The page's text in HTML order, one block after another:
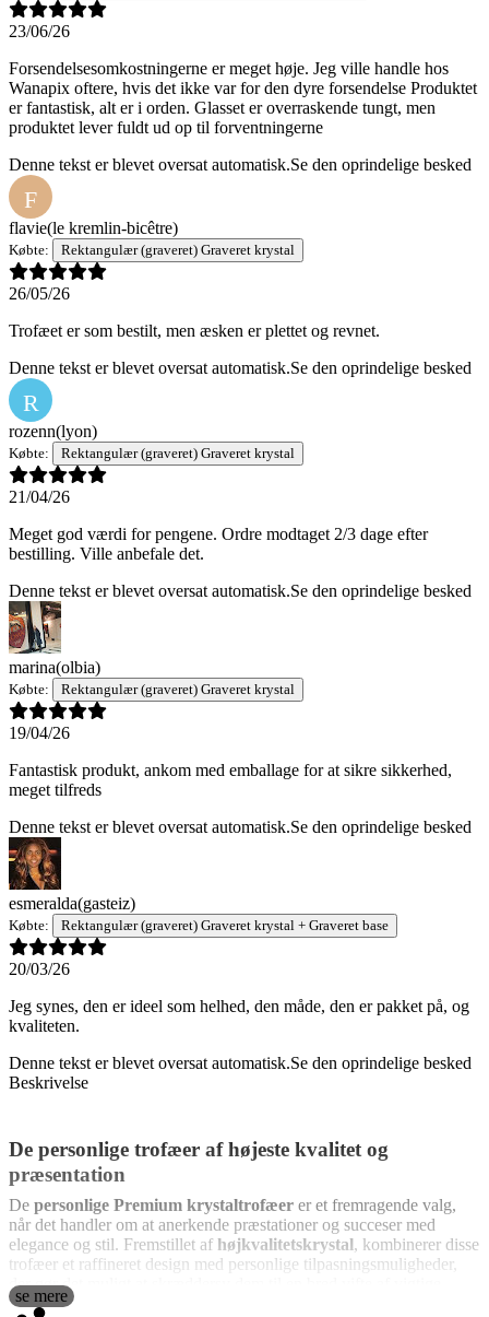
23/06/26
Forsendelsesomkostningerne er meget høje. Jeg ville handle hos
Wanapix oftere, hvis det ikke var for den dyre forsendelse Produktet
er fantastisk, alt er i orden. Glasset er overraskende tungt, men
produktet lever fuldt ud op til forventningerne
Denne tekst er blevet oversat automatisk.Se den oprindelige besked
F
flavie(le kremlin-bicêtre)
Købte: Rektangulær (graveret) Graveret krystal
26/05/26
Trofæet er som bestilt, men æsken er plettet og revnet.
Denne tekst er blevet oversat automatisk.Se den oprindelige besked
R
rozenn(lyon)
Købte: Rektangulær (graveret) Graveret krystal
21/04/26
Meget god værdi for pengene. Ordre modtaget 2/3 dage efter
bestilling. Ville anbefale det.
Denne tekst er blevet oversat automatisk.Se den oprindelige besked
marina(olbia)
Købte: Rektangulær (graveret) Graveret krystal
19/04/26
Fantastisk produkt, ankom med emballage for at sikre sikkerhed,
meget tilfreds
Denne tekst er blevet oversat automatisk.Se den oprindelige besked
esmeralda(gasteiz)
Købte: Rektangulær (graveret) Graveret krystal + Graveret base
20/03/26
Jeg synes, den er ideel som helhed, den måde, den er pakket på, og
kvaliteten.
Denne tekst er blevet oversat automatisk.Se den oprindelige besked
Beskrivelse
De personlige trofæer af højeste kvalitet og
præsentation
De personlige Premium krystaltrofæer er et fremragende valg,
når det handler om at anerkende præstationer og succeser med
elegance og stil. Fremstillet af højkvalitetskrystal, kombinerer disse
trofæer et raffineret design med personlige tilpasningsmuligheder,
der gør det muligt at skræddersy dem til en bred vifte af vigtige
begivenheder. Med en træbase, der tilføjer et ekstra strejf af
se mere